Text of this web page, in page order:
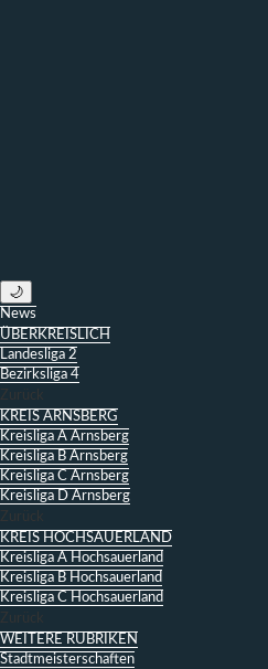
🌙
News
ÜBERKREISLICH
Landesliga 2
Bezirksliga 4
Zurück
KREIS ARNSBERG
Kreisliga A Arnsberg
Kreisliga B Arnsberg
Kreisliga C Arnsberg
Kreisliga D Arnsberg
Zurück
KREIS HOCHSAUERLAND
Kreisliga A Hochsauerland
Kreisliga B Hochsauerland
Kreisliga C Hochsauerland
Zurück
WEITERE RUBRIKEN
Stadtmeisterschaften